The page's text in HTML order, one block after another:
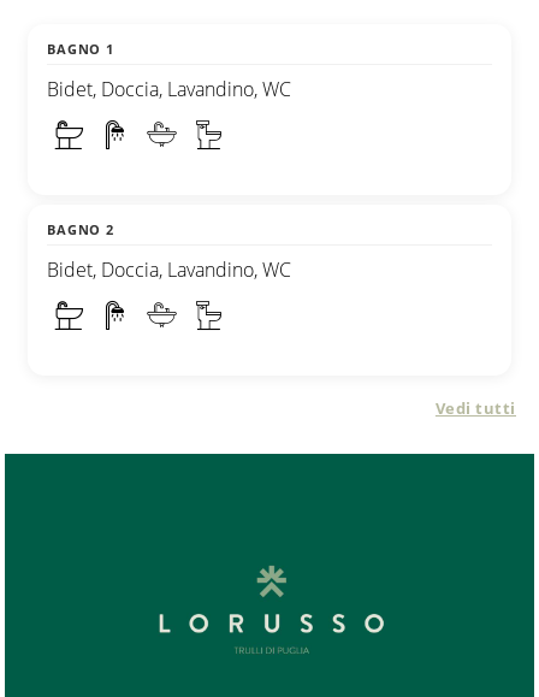
BAGNO 1
Bidet, Doccia, Lavandino, WC
BAGNO 2
Bidet, Doccia, Lavandino, WC
Vedi tutti